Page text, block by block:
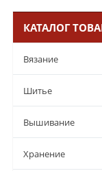
КАТАЛОГ
Вязание
Шитье
Вышивание
Хранение